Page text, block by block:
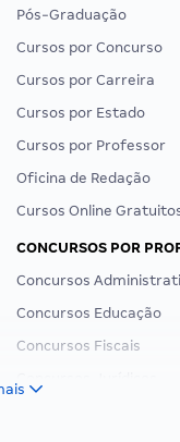
Pós-Graduação
Cursos por Concurso
Cursos por Carreira
Cursos por Estado
Cursos por Professor
Oficina de Redação
Cursos Online
CONCURSOS POR
Concursos
Concursos Educação
Concursos Fiscais